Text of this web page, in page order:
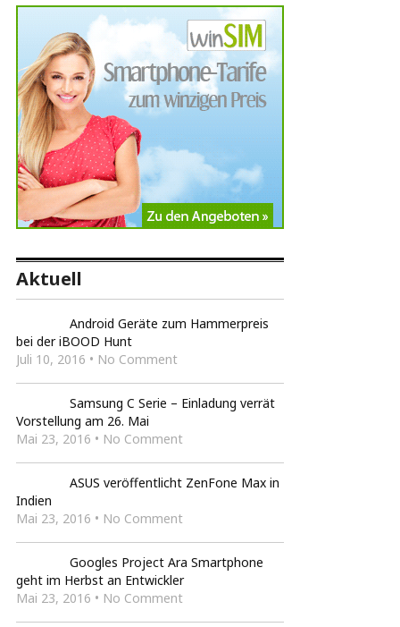
Aktuell
Android Geräte zum Hammerpreis
bei der iBOOD Hunt
Juli 10, 2016 • No Comment
Samsung C Serie – Einladung verrät
Vorstellung am 26. Mai
Mai 23, 2016 • No Comment
ASUS veröffentlicht ZenFone Max in
Indien
Mai 23, 2016 • No Comment
Googles Project Ara Smartphone
geht im Herbst an Entwickler
Mai 23, 2016 • No Comment